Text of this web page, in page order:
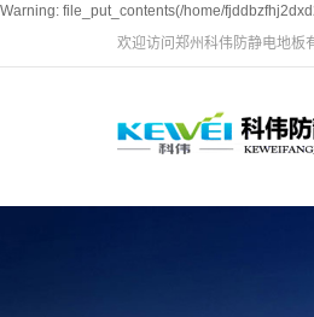
Warning: file_put_contents(/home/
欢迎访问郑州科伟防静电地板